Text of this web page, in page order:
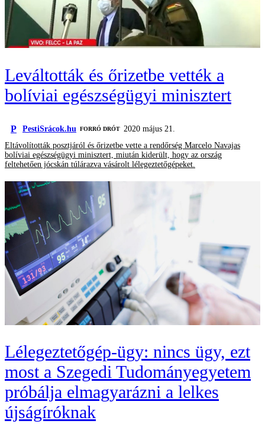
Leváltották és őrizetbe vették a
bolíviai egészségügyi minisztert
P PestiSrácok.hu FORRÓ DRÓT
2020 május 21.
Eltávolították posztjáról és őrizetbe vette a rendőrség Marcelo Navajas
bolíviai egészségügyi minisztert, miután kiderült, hogy az ország
feltehetően jócskán túlárazva vásárolt lélegeztetőgépeket.
Lélegeztetőgép-ügy: nincs ügy, ezt
most a Szegedi Tudományegyetem
próbálja elmagyarázni a lelkes
újságíróknak